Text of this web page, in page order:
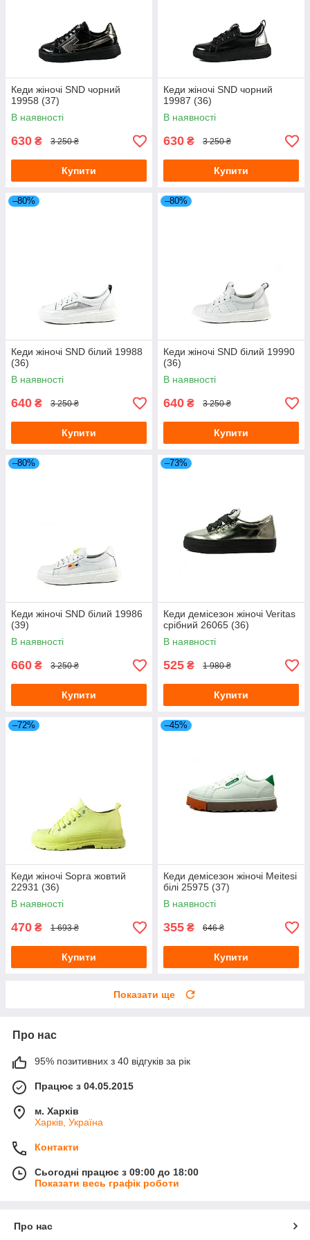
Кеди жіночі SND чорний
19958 (37)
В наявності
630 ₴ 3 250 ₴
Купити
Кеди жіночі SND чорний
19987 (36)
В наявності
630 ₴ 3 250 ₴
Купити
–80%
Кеди жіночі SND білий 19988
(36)
В наявності
640 ₴ 3 250 ₴
Купити
–80%
Кеди жіночі SND білий 19990
(36)
В наявності
640 ₴ 3 250 ₴
Купити
–80%
Кеди жіночі SND білий 19986
(39)
В наявності
660 ₴ 3 250 ₴
Купити
–73%
Кеди демісезон жіночі Veritas
срібний 26065 (36)
В наявності
525 ₴ 1 980 ₴
Купити
–72%
Кеди жіночі Sopra жовтий
22931 (36)
В наявності
470 ₴ 1 693 ₴
Купити
–45%
Кеди демісезон жіночі Meitesi
білі 25975 (37)
В наявності
355 ₴ 646 ₴
Купити
Показати ще
Про нас
95% позитивних з 40 відгуків за рік
Працює з 04.05.2015
м. Харків
Харків, Україна
Контакти
Сьогодні працює з 09:00 до 18:00
Показати весь графік роботи
Про нас